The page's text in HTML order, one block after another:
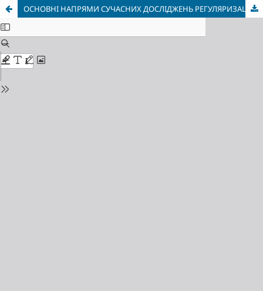
ОСНОВНІ НАПРЯМИ СУЧАСНИХ ДОСЛІДЖЕНЬ РЕГУЛЯРИЗАЦІЇ ЕНЕРГІЇ В ТЕОРІЇ ГРАВІТАЦІЇ